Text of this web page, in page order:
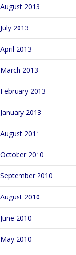
August 2013
July 2013
April 2013
March 2013
February 2013
January 2013
August 2011
October 2010
September 2010
August 2010
June 2010
May 2010